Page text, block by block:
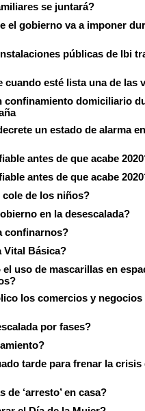
se juntará?
el gobierno va a imponer
públicas de Ibi
cuando esté lista una de las
confinamiento domiciliario
un estado de alarma
antes de que acabe
antes de que acabe
cole de los niños?
en la desescalada?
confinarnos?
Vital Básica?
uso de mascarillas en
los comercios y negocios
por fases?
tarde para frenar la crisis
‘arresto’ en casa?